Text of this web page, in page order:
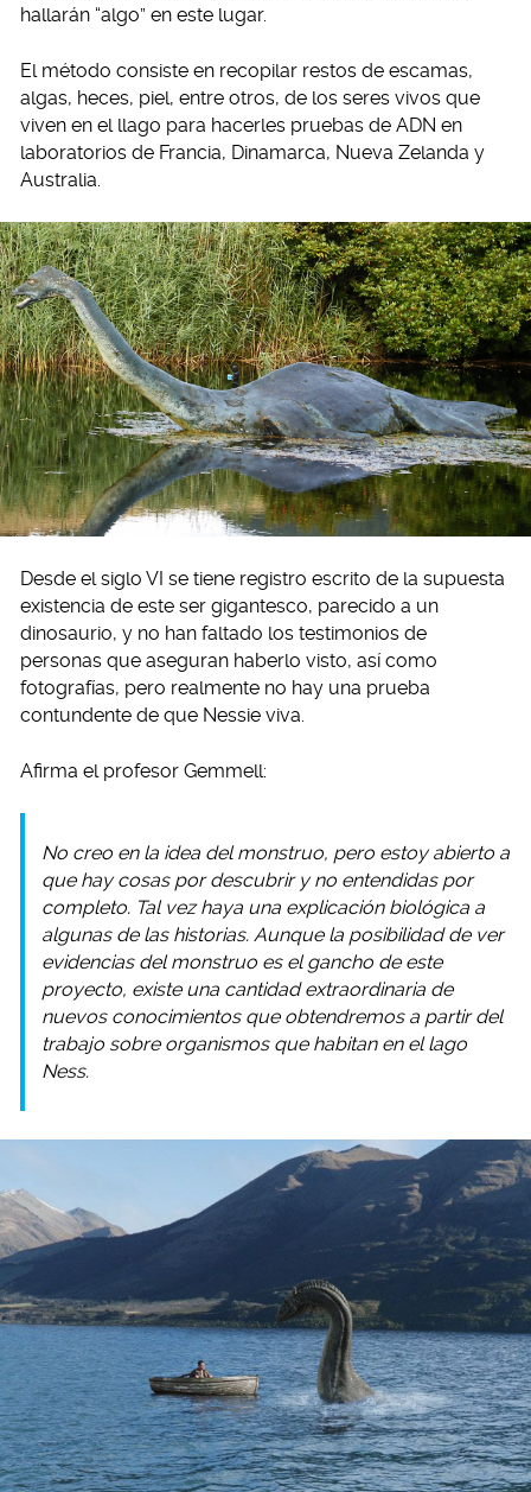
hallarán “algo” en este lugar.
El método consiste en recopilar restos de escamas,
algas, heces, piel, entre otros, de los seres vivos que
viven en el llago para hacerles pruebas de ADN en
laboratorios de Francia, Dinamarca, Nueva Zelanda y
Australia.
Desde el siglo VI se tiene registro escrito de la supuesta
existencia de este ser gigantesco, parecido a un
dinosaurio, y no han faltado los testimonios de
personas que aseguran haberlo visto, así como
fotografías, pero realmente no hay una prueba
contundente de que Nessie viva.
Afirma el profesor Gemmell:
No creo en la idea del monstruo, pero estoy abierto a
que hay cosas por descubrir y no entendidas por
completo. Tal vez haya una explicación biológica a
algunas de las historias. Aunque la posibilidad de ver
evidencias del monstruo es el gancho de este
proyecto, existe una cantidad extraordinaria de
nuevos conocimientos que obtendremos a partir del
trabajo sobre organismos que habitan en el lago
Ness.